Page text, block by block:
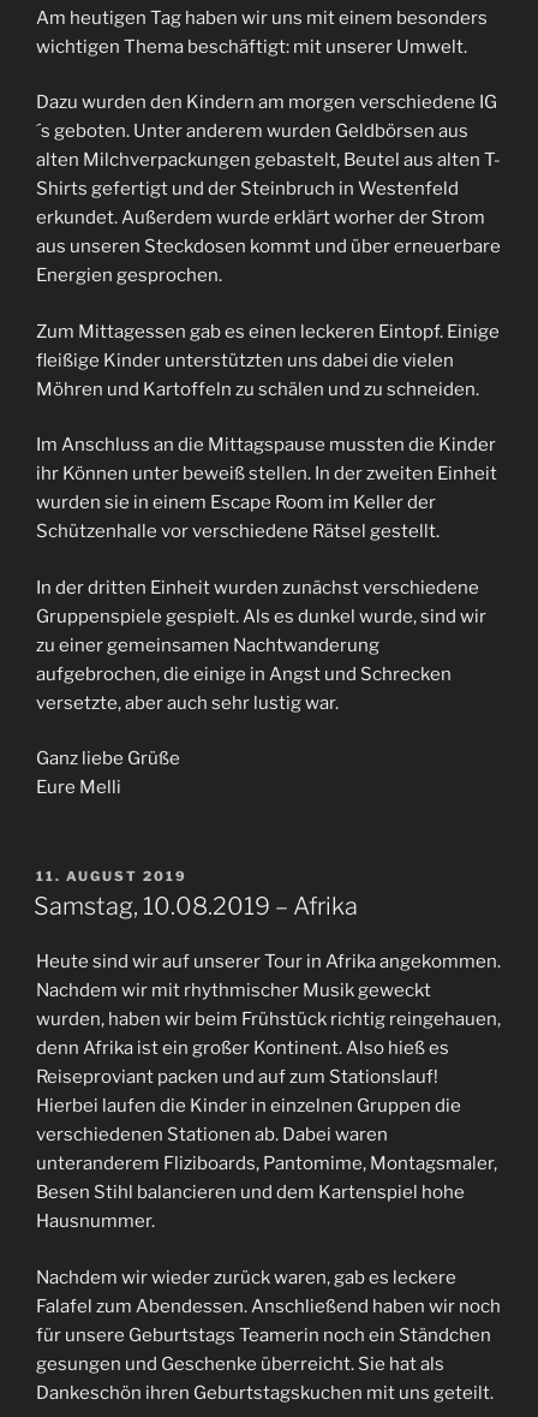
Am heutigen Tag haben wir uns mit einem besonders
wichtigen Thema beschäftigt: mit unserer Umwelt.
Dazu wurden den Kindern am morgen verschiedene IG
´s geboten. Unter anderem wurden Geldbörsen aus
alten Milchverpackungen gebastelt, Beutel aus alten T-
Shirts gefertigt und der Steinbruch in Westenfeld
erkundet. Außerdem wurde erklärt worher der Strom
aus unseren Steckdosen kommt und über erneuerbare
Energien gesprochen.
Zum Mittagessen gab es einen leckeren Eintopf. Einige
fleißige Kinder unterstützten uns dabei die vielen
Möhren und Kartoffeln zu schälen und zu schneiden.
Im Anschluss an die Mittagspause mussten die Kinder
ihr Können unter beweiß stellen. In der zweiten Einheit
wurden sie in einem Escape Room im Keller der
Schützenhalle vor verschiedene Rätsel gestellt.
In der dritten Einheit wurden zunächst verschiedene
Gruppenspiele gespielt. Als es dunkel wurde, sind wir
zu einer gemeinsamen Nachtwanderung
aufgebrochen, die einige in Angst und Schrecken
versetzte, aber auch sehr lustig war.
Ganz liebe Grüße
Eure Melli
VERÖFFENTLICHT
AM
11. AUGUST 2019
Samstag, 10.08.2019 – Afrika
Heute sind wir auf unserer Tour in Afrika angekommen.
Nachdem wir mit rhythmischer Musik geweckt
wurden, haben wir beim Frühstück richtig reingehauen,
denn Afrika ist ein großer Kontinent. Also hieß es
Reiseproviant packen und auf zum Stationslauf!
Hierbei laufen die Kinder in einzelnen Gruppen die
verschiedenen Stationen ab. Dabei waren
unteranderem Fliziboards, Pantomime, Montagsmaler,
Besen Stihl balancieren und dem Kartenspiel hohe
Hausnummer.
Nachdem wir wieder zurück waren, gab es leckere
Falafel zum Abendessen. Anschließend haben wir noch
für unsere Geburtstags Teamerin noch ein Ständchen
gesungen und Geschenke überreicht. Sie hat als
Dankeschön ihren Geburtstagskuchen mit uns geteilt.